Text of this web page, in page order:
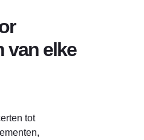
van elke
tot